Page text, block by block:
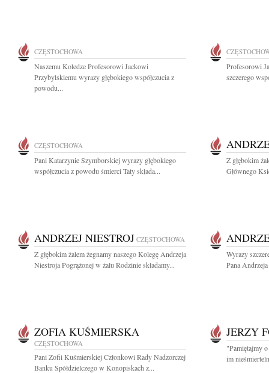
CZĘSTOCHOWA
Naszemu Koledze Profesorowi Jackowi
Przybylskiemu wyrazy głębokiego współczucia z
powodu...
Profesorowi
szczerego
CZĘSTOCHOWA
Pani Katarzynie Szymborskiej wyrazy głębokiego
współczucia z powodu śmierci Taty składa...
Z głębokim
Głównego
ANDRZEJ NIESTROJ CZĘSTOCHOWA
Z głębokim żalem żegnamy naszego Kolegę Andrzeja
Niestroja Pogrążonej w żalu Rodzinie składamy...
Wyrazy
Pana
ZOFIA KUŚMIERSKA
CZĘSTOCHOWA
Pani Zofii Kuśmierskiej Członkowi Rady Nadzorczej
Banku Spółdzielczego w Konopiskach z...
JERZY
"Pamiętajmy
im